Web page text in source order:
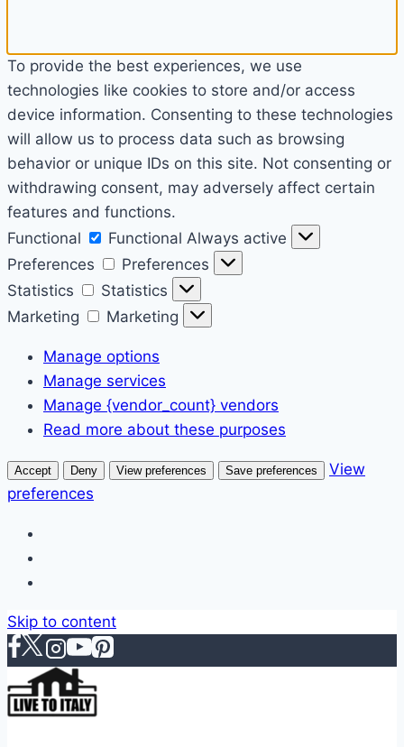
To provide the best experiences, we use
technologies like cookies to store and/or access
device information. Consenting to these technologies
will allow us to process data such as browsing
behavior or unique IDs on this site. Not consenting or
withdrawing consent, may adversely affect certain
features and functions.
Functional
Functional Always active
Preferences
Preferences
Statistics
Statistics
Marketing
Marketing
Manage options
Manage services
Manage {vendor_count} vendors
Read more about these purposes
Accept Deny View preferences Save preferences
View
preferences
Skip to content